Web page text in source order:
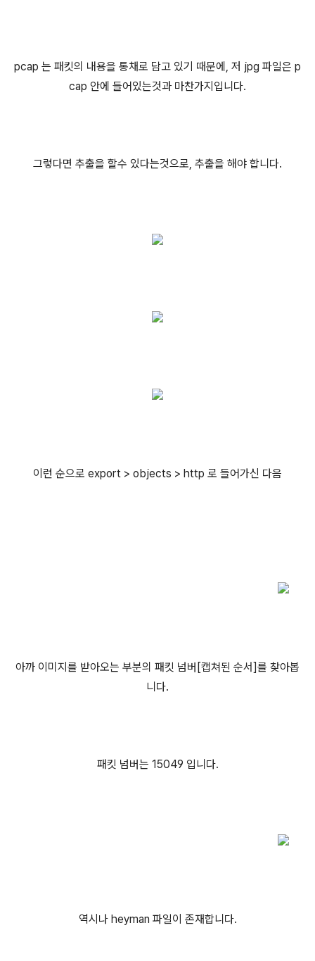
pcap 는 패킷의 내용을 통채로 담고 있기 때문에, 저 jpg 파일은 p
cap 안에 들어있는것과 마찬가지입니다.
그렇다면 추출을 할수 있다는것으로, 추출을 해야 합니다.
이런 순으로 export > objects > http 로 들어가신 다음
아까 이미지를 받아오는 부분의 패킷 넘버[캡쳐된 순서]를 찾아봅
니다.
패킷 넘버는 15049 입니다.
역시나 heyman 파일이 존재합니다.